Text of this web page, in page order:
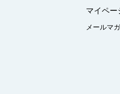
マイペー
メールマ